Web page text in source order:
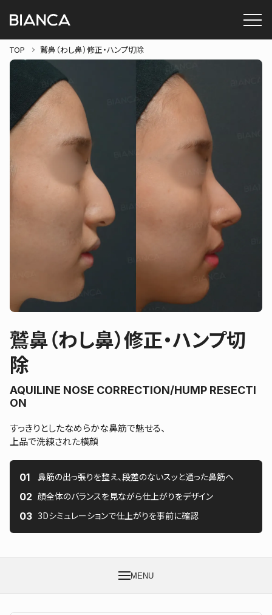
TOP 鷲鼻（わし鼻）修正・ハンプ切除
鷲鼻（わし鼻）修正・ハンプ切
除
AQUILINE NOSE CORRECTION/HUMP RESECTI
ON
すっきりとしたなめらかな鼻筋で魅せる、
上品で洗練された横顔
鼻筋の出っ張りを整え、段差のないスッと通った鼻筋へ
顔全体のバランスを見ながら仕上がりをデザイン
3Dシミュレーションで仕上がりを事前に確認
MENU